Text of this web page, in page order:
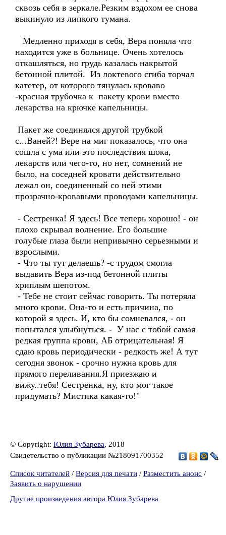
сквозь себя в зеркале.Резким вздохом ее снова
выкинуло из липкого тумана.
Медленно приходя в себя, Вера поняла что
находится уже в больнице. Очень хотелось
откашляться, но грудь казалась накрытой
бетонной плитой. Из локтевого сгиба торчал
катетер, от которого тянулась кроваво
-красная трубочка к пакету крови вместо
лекарства на крючке капельницы.
Пакет же соединялся другой трубкой
с...Ваней?! Вере на миг показалось, что она
сошла с ума или это последствия шока,
лекарств или чего-то, но нет, сомнений не
было, на соседней кровати действительно
лежал он, соединенный со ней этими
прозрачно-кровавыми проводами капельницы.
- Сестренка! Я здесь! Все теперь хорошо! - он
плохо скрывал волнение. Его большие
голубые глаза были непривычно серьезными и
взрослыми.
- Что ты тут делаешь? -с трудом смогла
выдавить Вера из-под бетонной плиты
хриплым шепотом.
- Тебе не стоит сейчас говорить. Ты потеряла
много крови. Она-то и есть причина, по
которой я здесь. И, кто бы сомневался, - он
попытался улыбнуться. - У нас с тобой самая
редкая группа крови, АБ отрицательная! Я
сдаю кровь периодически - редкость же! А тут
сегодня звонок - срочно нужна кровь для
прямого переливания.Я приезжаю и
вижу..тебя! Сестренка, ну, кто мог такое
придумать? Мистика какая-то!"
© Copyright: Юлия Зубарева, 2018
Свидетельство о публикации №218091700352
Список читателей / Версия для печати / Разместить анонс /
Заявить о нарушении
Другие произведения автора Юлия Зубарева